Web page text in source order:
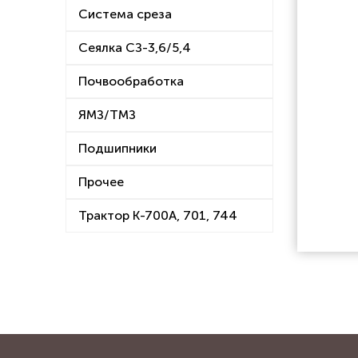
Система среза
Сеялка СЗ-3,6/5,4
Почвообработка
ЯМЗ/ТМЗ
Подшипники
Прочее
Трактор К-700А, 701, 744